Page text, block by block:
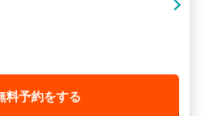
料予約をする